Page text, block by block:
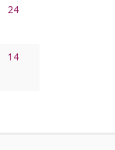
24
14